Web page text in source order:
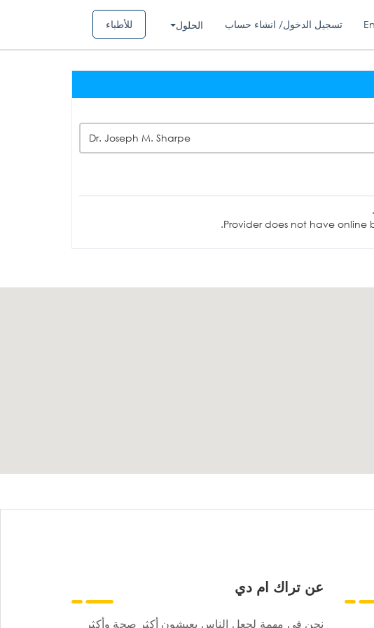
للأطباء الحلول تسجيل الدخول/ انشاء حساب
Dr. Joseph M. Sharpe
Provider does not have online
عن تراك ام دي
نحن في مهمة لجعل الناس يعيشون أكثر صحة وأكثر